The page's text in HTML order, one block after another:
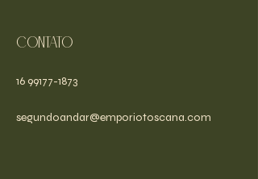
Contato
16 99177-1873
segundoandar@emporiotoscana.com